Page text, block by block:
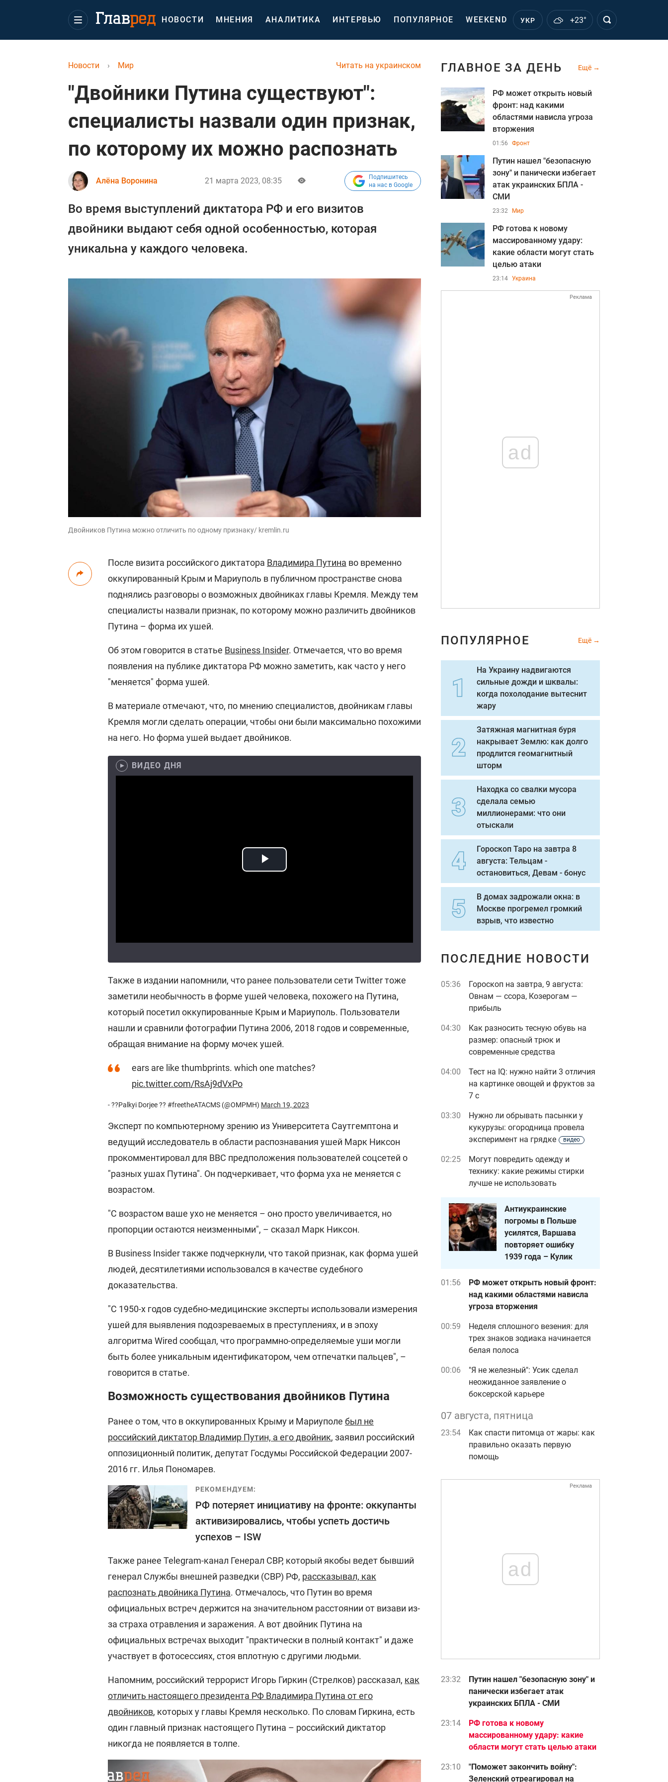
НОВОСТИ МНЕНИЯ АНАЛИТИКА ИНТЕРВЬЮ ПОПУЛЯРНОЕ WEEKEND УКР +23°
Читать на украинском
Новости › Мир
"Двойники Путина существуют":
специалисты назвали один признак,
по которому их можно распознать
Алёна Воронина 21 марта 2023, 08:35
Подпишитесь
на нас в Google
Во время выступлений диктатора РФ и его визитов
двойники выдают себя одной особенностью, которая
уникальна у каждого человека.
Двойников Путина можно отличить по одному признаку/ kremlin.ru
После визита российского диктатора Владимира Путина во временно
оккупированный Крым и Мариуполь в публичном пространстве снова
поднялись разговоры о возможных двойниках главы Кремля. Между тем
специалисты назвали признак, по которому можно различить двойников
Путина – форма их ушей.
Об этом говорится в статье Business Insider. Отмечается, что во время
появления на публике диктатора РФ можно заметить, как часто у него
"меняется" форма ушей.
В материале отмечают, что, по мнению специалистов, двойникам главы
Кремля могли сделать операции, чтобы они были максимально похожими
на него. Но форма ушей выдает двойников.
ВИДЕО ДНЯ
Также в издании напомнили, что ранее пользователи сети Twitter тоже
заметили необычность в форме ушей человека, похожего на Путина,
который посетил оккупированные Крым и Мариуполь. Пользователи
нашли и сравнили фотографии Путина 2006, 2018 годов и современные,
обращая внимание на форму мочек ушей.
ears are like thumbprints. which one matches?
pic.twitter.com/RsAj9dVxPo
- ??Palkyi Dorjee ?? #freetheATACMS (@OMPMH) March 19, 2023
Эксперт по компьютерному зрению из Университета Саутгемптона и
ведущий исследователь в области распознавания ушей Марк Никсон
прокомментировал для ВВС предположения пользователей соцсетей о
"разных ушах Путина". Он подчеркивает, что форма уха не меняется с
возрастом.
"С возрастом ваше ухо не меняется – оно просто увеличивается, но
пропорции остаются неизменными", – сказал Марк Никсон.
В Business Insider также подчеркнули, что такой признак, как форма ушей
людей, десятилетиями использовался в качестве судебного
доказательства.
"С 1950-х годов судебно-медицинские эксперты использовали измерения
ушей для выявления подозреваемых в преступлениях, и в эпоху
алгоритма Wired сообщал, что программно-определяемые уши могли
быть более уникальным идентификатором, чем отпечатки пальцев", –
говорится в статье.
Возможность существования двойников Путина
Ранее о том, что в оккупированных Крыму и Мариуполе был не
российский диктатор Владимир Путин, а его двойник, заявил российский
оппозиционный политик, депутат Госдумы Российской Федерации 2007-
2016 гг. Илья Пономарев.
РЕКОМЕНДУЕМ:
РФ потеряет инициативу на фронте: оккупанты
активизировались, чтобы успеть достичь
успехов – ISW
Также ранее Telegram-канал Генерал СВР, который якобы ведет бывший
генерал Службы внешней разведки (СВР) РФ, рассказывал, как
распознать двойника Путина. Отмечалось, что Путин во время
официальных встреч держится на значительном расстоянии от визави из-
за страха отравления и заражения. А вот двойник Путина на
официальных встречах выходит "практически в полный контакт" и даже
участвует в фотосессиях, стоя вплотную с другими людьми.
Напомним, российский террорист Игорь Гиркин (Стрелков) рассказал, как
отличить настоящего президента РФ Владимира Путина от его
двойников, которых у главы Кремля несколько. По словам Гиркина, есть
один главный признак настоящего Путина – российский диктатор
никогда не появляется в толпе.
ГЛАВНОЕ ЗА ДЕНЬ Ещё
РФ может открыть новый
фронт: над какими
областями нависла угроза
вторжения
01:56 Фронт
Путин нашел "безопасную
зону" и панически избегает
атак украинских БПЛА -
СМИ
23:32 Мир
РФ готова к новому
массированному удару:
какие области могут стать
целью атаки
23:14 Украина
Реклама
ad
ПОПУЛЯРНОЕ Ещё
На Украину надвигаются
сильные дожди и шквалы:
когда похолодание вытеснит
жару
Затяжная магнитная буря
накрывает Землю: как долго
продлится геомагнитный
шторм
Находка со свалки мусора
сделала семью
миллионерами: что они
отыскали
Гороскоп Таро на завтра 8
августа: Тельцам -
остановиться, Девам - бонус
В домах задрожали окна: в
Москве прогремел громкий
взрыв, что известно
ПОСЛЕДНИЕ НОВОСТИ
05:36
Гороскоп на завтра, 9 августа:
Овнам — ссора, Козерогам —
прибыль
04:30
Как разносить тесную обувь на
размер: опасный трюк и
современные средства
04:00
Тест на IQ: нужно найти 3 отличия
на картинке овощей и фруктов за
7 с
03:30
Нужно ли обрывать пасынки у
кукурузы: огородница провела
эксперимент на грядке
видео
02:25
Могут повредить одежду и
технику: какие режимы стирки
лучше не использовать
Антиукраинские
погромы в Польше
усилятся, Варшава
повторяет ошибку
1939 года – Кулик
01:56
РФ может открыть новый фронт:
над какими областями нависла
угроза вторжения
00:59
Неделя сплошного везения: для
трех знаков зодиака начинается
белая полоса
00:06
"Я не железный": Усик сделал
неожиданное заявление о
боксерской карьере
07 августа, пятница
23:54
Как спасти питомца от жары: как
правильно оказать первую
помощь
Реклама
ad
23:32
Путин нашел "безопасную зону" и
панически избегает атак
украинских БПЛА - СМИ
23:14
РФ готова к новому
массированному удару: какие
области могут стать целью атаки
23:10
"Поможет закончить войну":
Зеленский отреагировал на